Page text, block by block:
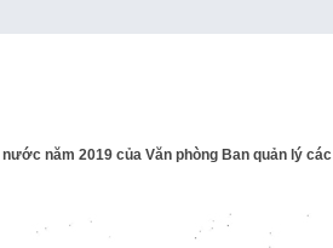
năm 2019 của Văn phòng Ban quản lý các